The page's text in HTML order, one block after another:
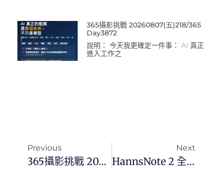
365攝影挑戰 20260807(五)218/365
Day3872
說明： 今天我更確定一件事： AI 真正
進入工作之
Previous
365攝影挑戰 20240326(二) 086/366 Day2989
Next
HannsNote 2 全彩電子書閱讀器使用指南